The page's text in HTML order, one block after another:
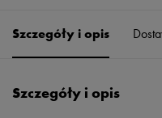
ONE SIZE
Szczegóły i opis
Szczegóły i opis